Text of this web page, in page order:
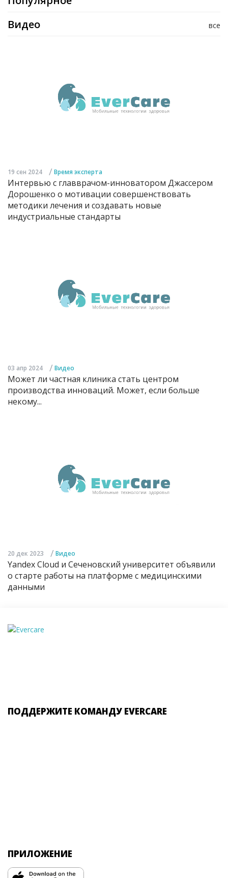
все
Видео
19 сен 2024 / Время эксперта
Интервью с главврачом-инноватором Джассером
Дорошенко о мотивации совершенствовать
методики лечения и создавать новые
индустриальные стандарты
03 апр 2024 / Видео
Может ли частная клиника стать центром
производства инноваций. Может, если больше
некому...
20 дек 2023 / Видео
Yandex Cloud и Сеченовский университет объявили
о старте работы на платформе с медицинскими
данными
ПОДДЕРЖИТЕ КОМАНДУ EVERCARE
ПРИЛОЖЕНИЕ